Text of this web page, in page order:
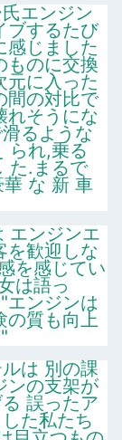
エンジン
ブするたび
感じました
ものに交換
元に入った
間の対比で
れそうにな
るような
られ,乗る
た.まるで
な 新 車
エンジンエ
を歓迎しな
を感じてい
は語っ
エンジンは
の質も向上
は 別の課
ンの支架が
誤ったア
た私たち